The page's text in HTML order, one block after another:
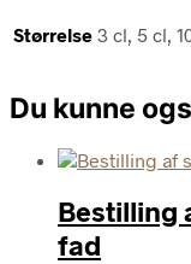
Størrelse 3 cl, 5 cl,
Du kunne
Bestilling
fad